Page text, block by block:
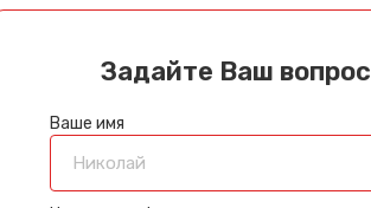
Задайте Ваш вопрос
Ваше имя